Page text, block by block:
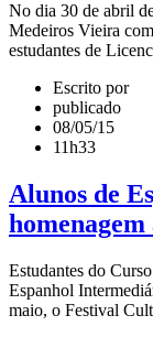
No dia 30 de abril
Medeiros Vieira
estudantes de
Escrito por
publicado
08/05/15
11h33
Alunos de
Estudantes do
Espanhol
maio, o Festival